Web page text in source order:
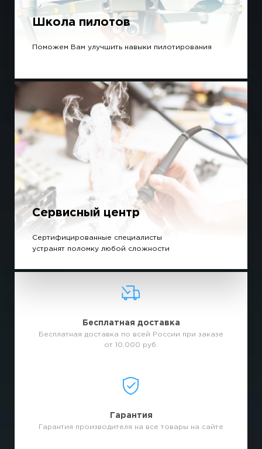
Школа пилотов
Поможем Вам улучшить навыки пилотирования
Сервисный центр
Сертифицированные специалисты
устранят поломку любой сложности
Бесплатная доставка
Бесплатная доставка по всей России при заказе
от 10.000 руб.
Гарантия
Гарантия производителя на все товары на сайте